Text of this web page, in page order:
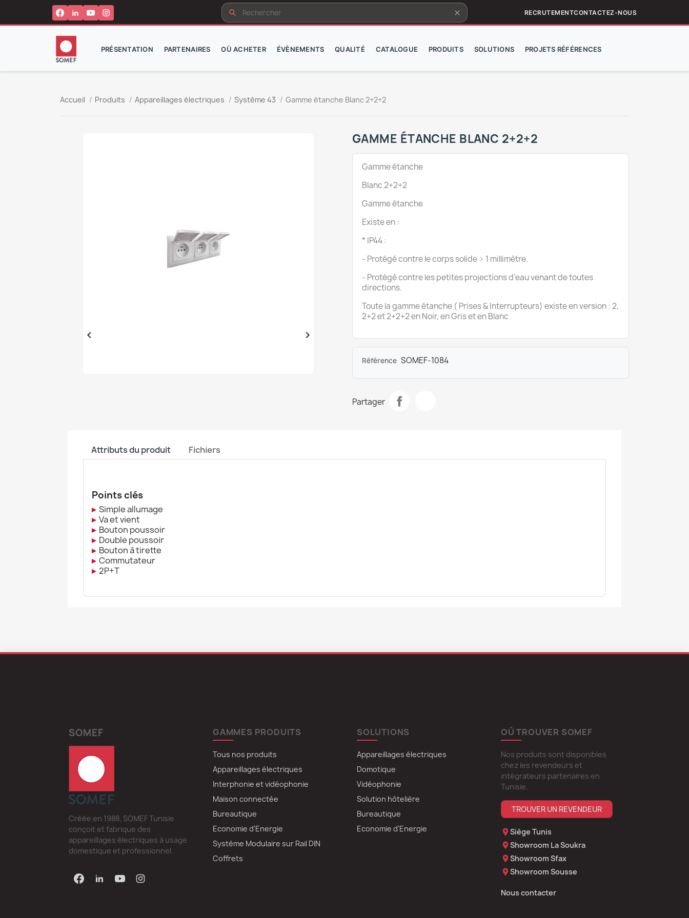
search clear RECRUTEMENTCONTACTEZ-NOUS
PRÉSENTATION PARTENAIRES OÙ ACHETER ÉVÈNEMENTS QUALITÉ CATALOGUE PRODUITS SOLUTIONS PROJETS RÉFÉRENCES
Accueil Produits Appareillages électriques Système 43 Gamme étanche Blanc 2+2+2
 
GAMME ÉTANCHE BLANC 2+2+2
Gamme étanche
Blanc 2+2+2
Gamme étanche
Existe en :
* IP44 :
- Protégé contre le corps solide > 1 millimètre.
- Protégé contre les petites projections d’eau venant de toutes
directions.
Toute la gamme étanche ( Prises & Interrupteurs) existe en version : 2,
2+2 et 2+2+2 en Noir, en Gris et en Blanc
Référence SOMEF-1084
Partager
Attributs du produit Fichiers
Points clés
▸ Simple allumage
▸ Va et vient
▸ Bouton poussoir
▸ Double poussoir
▸ Bouton à tirette
▸ Commutateur
▸ 2P+T
SOMEF
Créée en 1988, SOMEF Tunisie
conçoit et fabrique des
appareillages électriques à usage
domestique et professionnel.
GAMMES PRODUITS
Tous nos produits
Appareillages électriques
Interphonie et vidéophonie
Maison connectée
Bureautique
Economie d'Energie
Système Modulaire sur Rail DIN
Coffrets
SOLUTIONS
Appareillages électriques
Domotique
Vidéophonie
Solution hôtelière
Bureautique
Economie d'Energie
OÙ TROUVER SOMEF
Nos produits sont disponibles
chez les revendeurs et
intégrateurs partenaires en
Tunisie.
TROUVER UN REVENDEUR
Siège Tunis
Showroom La Soukra
Showroom Sfax
Showroom Sousse
Nous contacter